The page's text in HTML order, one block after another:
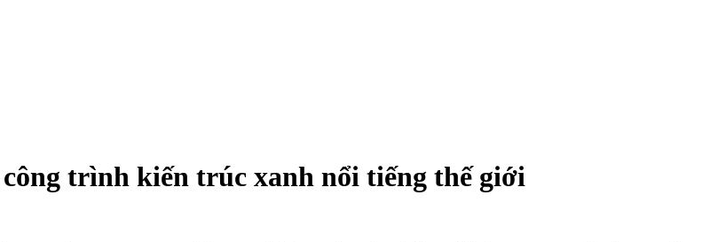
trình kiến trúc xanh nổi tiếng thế giới